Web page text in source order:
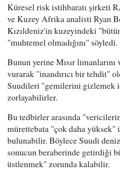
Küresel risk istihbaratı şirketi
ve Kuzey Afrika analisti Ryan
Kızıldeniz'in kuzeyindeki
"muhtemel olmadığını" söyledi.
Bunun yerine Mısır limanlarını
vurarak "inandırıcı bir tehdit"
Suudileri "gemilerini gizlemek
zorlayabilirler.
Bu tedbirler arasında
mürettebata "çok daha yüksek"
bulunabilir. Böylece Suudi
sonucun beraberinde getirdiği
üstlenmek" zorunda kalabilir.